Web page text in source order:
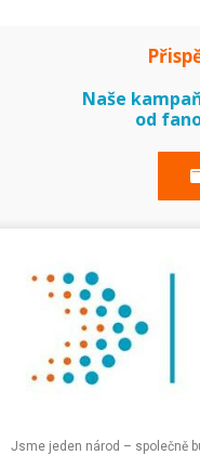
Naše
od
Jsme jeden národ – společně